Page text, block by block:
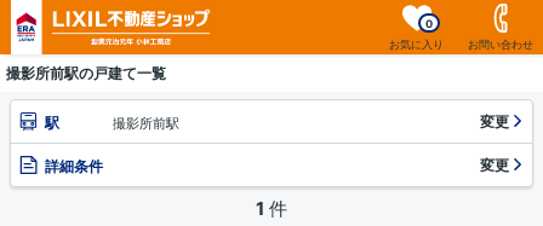
お気に入り
0
お問い合わせ
撮影所前駅の戸建て一覧
駅 撮影所前駅 変更
詳細条件 変更
1 件